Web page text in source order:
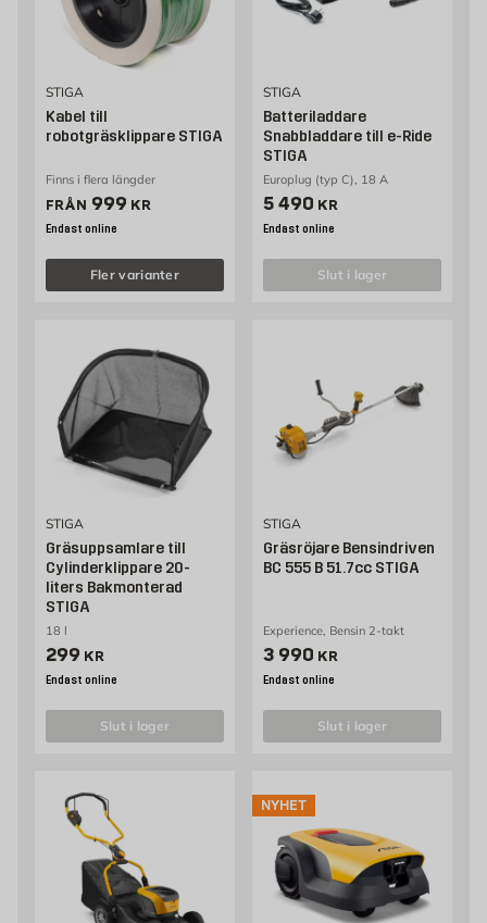
STIGA
Kabel till
robotgräsklippare STIGA
Finns i flera längder
FRÅN Pris 999 kr
999 KR
Endast online
Fler varianter
STIGA
Batteriladdare
Snabbladdare till e-Ride
STIGA
Europlug (typ C), 18 A
Pris 5490 kr
5 490 KR
Endast online
slut i lager
STIGA
Gräsuppsamlare till
Cylinderklippare 20-
liters Bakmonterad
STIGA
18 l
Pris 299 kr
299 KR
Endast online
slut i lager
STIGA
Gräsröjare Bensindriven
BC 555 B 51.7cc STIGA
Experience, Bensin 2-takt
Pris 3990 kr
3 990 KR
Endast online
slut i lager
NYHET